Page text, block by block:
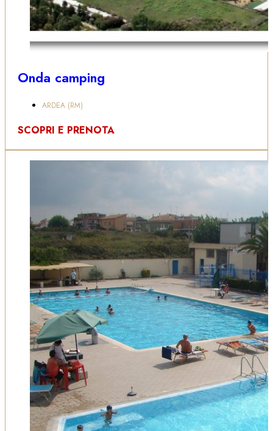
Onda camping
ARDEA (RM)
SCOPRI E PRENOTA